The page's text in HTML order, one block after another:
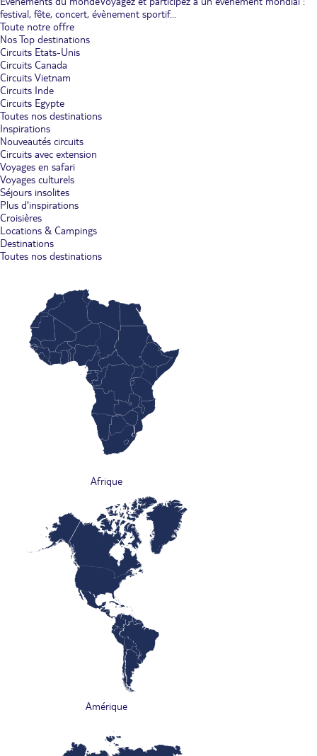
festival, fête, concert, évènement sportif...
Toute notre offre
Nos Top destinations
Circuits Etats-Unis
Circuits Canada
Circuits Vietnam
Circuits Inde
Circuits Egypte
Toutes nos destinations
Inspirations
Nouveautés circuits
Circuits avec extension
Voyages en safari
Voyages culturels
Séjours insolites
Plus d'inspirations
Croisières
Locations & Campings
Destinations
Toutes nos destinations
Afrique
Amérique